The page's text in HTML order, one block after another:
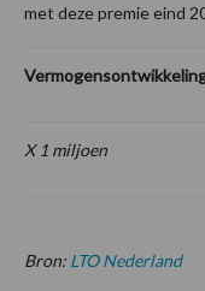
met deze premie eind
X 1 miljoen
Bron: LTO Nederland